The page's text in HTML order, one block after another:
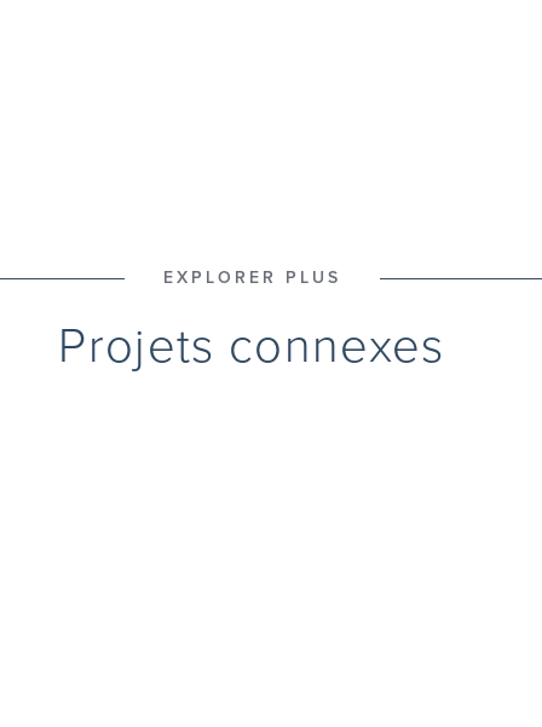
EXPLORER PLUS
Projets connexes